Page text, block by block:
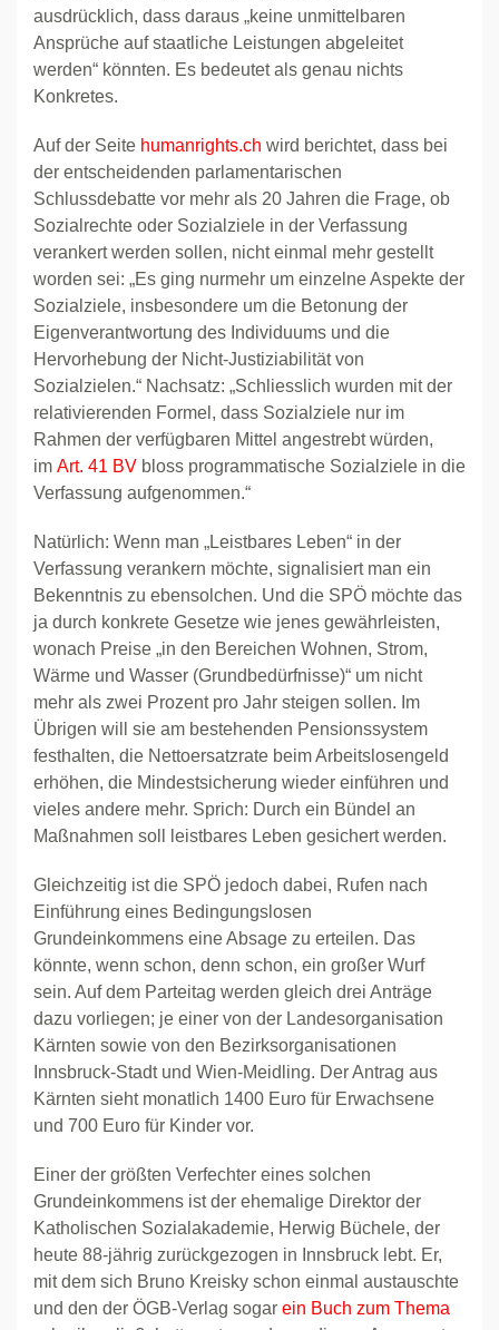
ausdrücklich, dass daraus „keine unmittelbaren
Ansprüche auf staatliche Leistungen abgeleitet
werden“ könnten. Es bedeutet als genau nichts
Konkretes.
Auf der Seite humanrights.ch wird berichtet, dass bei
der entscheidenden parlamentarischen
Schlussdebatte vor mehr als 20 Jahren die Frage, ob
Sozialrechte oder Sozialziele in der Verfassung
verankert werden sollen, nicht einmal mehr gestellt
worden sei: „Es ging nurmehr um einzelne Aspekte der
Sozialziele, insbesondere um die Betonung der
Eigenverantwortung des Individuums und die
Hervorhebung der Nicht-Justiziabilität von
Sozialzielen.“ Nachsatz: „Schliesslich wurden mit der
relativierenden Formel, dass Sozialziele nur im
Rahmen der verfügbaren Mittel angestrebt würden,
im Art. 41 BV bloss programmatische Sozialziele in die
Verfassung aufgenommen.“
Natürlich: Wenn man „Leistbares Leben“ in der
Verfassung verankern möchte, signalisiert man ein
Bekenntnis zu ebensolchen. Und die SPÖ möchte das
ja durch konkrete Gesetze wie jenes gewährleisten,
wonach Preise „in den Bereichen Wohnen, Strom,
Wärme und Wasser (Grundbedürfnisse)“ um nicht
mehr als zwei Prozent pro Jahr steigen sollen. Im
Übrigen will sie am bestehenden Pensionssystem
festhalten, die Nettoersatzrate beim Arbeitslosengeld
erhöhen, die Mindestsicherung wieder einführen und
vieles andere mehr. Sprich: Durch ein Bündel an
Maßnahmen soll leistbares Leben gesichert werden.
Gleichzeitig ist die SPÖ jedoch dabei, Rufen nach
Einführung eines Bedingungslosen
Grundeinkommens eine Absage zu erteilen. Das
könnte, wenn schon, denn schon, ein großer Wurf
sein. Auf dem Parteitag werden gleich drei Anträge
dazu vorliegen; je einer von der Landesorganisation
Kärnten sowie von den Bezirksorganisationen
Innsbruck-Stadt und Wien-Meidling. Der Antrag aus
Kärnten sieht monatlich 1400 Euro für Erwachsene
und 700 Euro für Kinder vor.
Einer der größten Verfechter eines solchen
Grundeinkommens ist der ehemalige Direktor der
Katholischen Sozialakademie, Herwig Büchele, der
heute 88-jährig zurückgezogen in Innsbruck lebt. Er,
mit dem sich Bruno Kreisky schon einmal austauschte
und den der ÖGB-Verlag sogar ein Buch zum Thema